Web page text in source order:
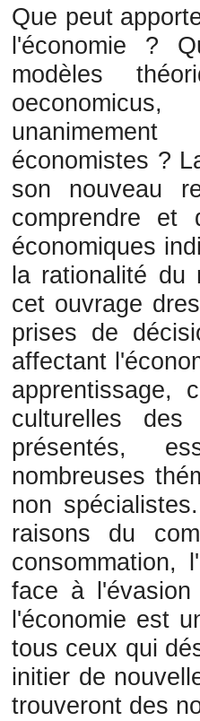
Que peut
l'économie ?
modèles
économistes ?
son nouveau
comprendre et
économiques
la rationalité du
cet ouvrage
prises de
affectant
apprentissage,
culturelles
présentés,
nombreuses
non
raisons du
consommation,
face à
l'économie est
tous ceux qui
initier de
trouveront des